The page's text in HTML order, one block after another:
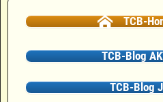
TCB-
TCB-Blog
TCB-Blog